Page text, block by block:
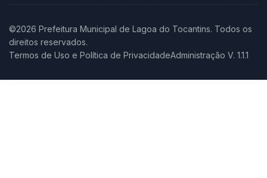
©2026 Prefeitura Municipal de Lagoa do Tocantins. Todos os
direitos reservados.
Termos de Uso e Política de PrivacidadeAdministração V. 1.1.1